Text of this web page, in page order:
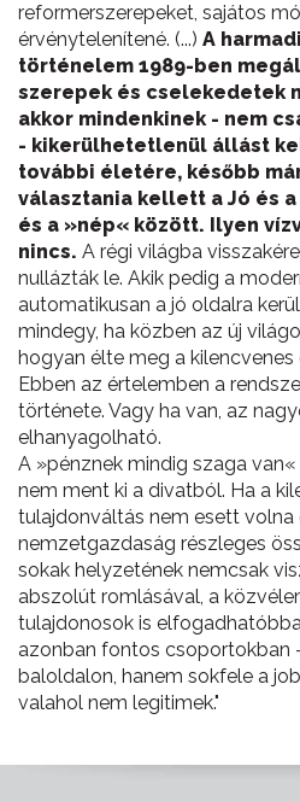
reformerszerepeket, sajátos
érvénytelenítené. (...) A
történelem 1989-ben
szerepek és cselekedetek
akkor mindenkinek - nem
- kikerülhetetlenül állást
további életére, később
választania kellett a Jó és a
és a »nép« között. Ilyen
nincs. A régi világba
nullázták le. Akik pedig a
automatikusan a jó oldalra
mindegy, ha közben az új
hogyan élte meg a kilencvenes
Ebben az értelemben a
története. Vagy ha van, az
elhanyagolható.
A »pénznek mindig szaga
nem ment ki a divatból. Ha a
tulajdonváltás nem esett volna
nemzetgazdaság részleges
sokak helyzetének nemcsak
abszolút romlásával, a
tulajdonosok is
azonban fontos csoportokban
baloldalon, hanem sokfele a
valahol nem legitimek."